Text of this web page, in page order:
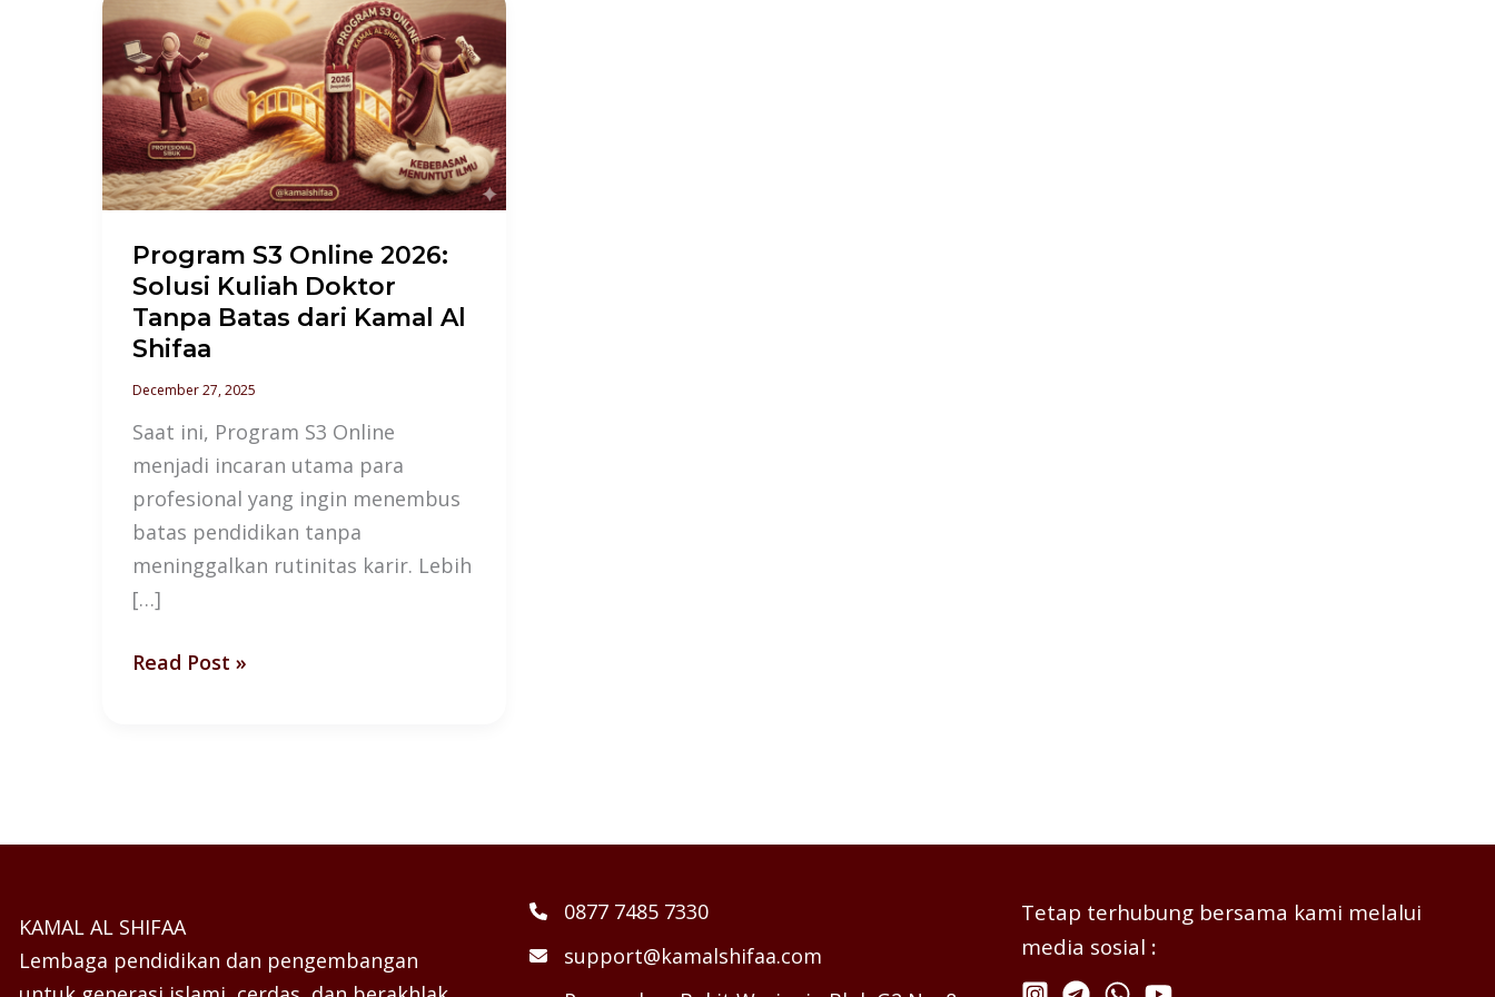
Program S3 Online 2026:
Solusi Kuliah Doktor
Tanpa Batas dari Kamal Al
Shifaa
December 27, 2025
Saat ini, Program S3 Online
menjadi incaran utama para
profesional yang ingin menembus
batas pendidikan tanpa
meninggalkan rutinitas karir. Lebih
[…]
S3
Online
2026:
Solusi
Kuliah
Doktor
Batas
dari
Kamal
Shifaa
Read Post »
KAMAL AL SHIFAA
Lembaga pendidikan dan pengembangan
0877 7485 7330
support@kamalshifaa.com
Tetap terhubung bersama kami melalui
media sosial :